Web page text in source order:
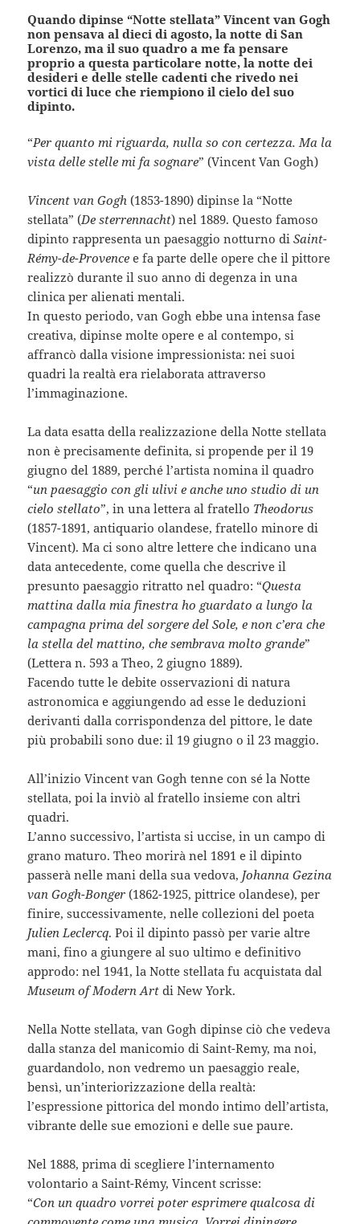
Quando dipinse “Notte stellata” Vincent van Gogh
non pensava al dieci di agosto, la notte di San
Lorenzo, ma il suo quadro a me fa pensare
proprio a questa particolare notte, la notte dei
desideri e delle stelle cadenti che rivedo nei
vortici di luce che riempiono il cielo del suo
dipinto.
“Per quanto mi riguarda, nulla so con certezza. Ma la
vista delle stelle mi fa sognare” (Vincent Van Gogh)
Vincent van Gogh (1853-1890) dipinse la “Notte
stellata” (De sterrennacht) nel 1889. Questo famoso
dipinto rappresenta un paesaggio notturno diSaint-
Rémy-de-Provence e fa parte delle opere che il pittore
realizzò durante il suo anno di degenza in una
clinica per alienati mentali.
In questo periodo, van Gogh ebbe una intensa fase
creativa, dipinse molte opere e al contempo, si
affrancò dalla visione impressionista: nei suoi
quadri la realtà era rielaborata attraverso
l’immaginazione.
La data esatta della realizzazione della Notte stellata
non è precisamente definita, si propende per il 19
giugno del 1889, perché l’artista nomina il quadro
“un paesaggio con gli ulivi e anche uno studio di un
cielo stellato”, in una lettera al fratello Theodorus
(1857-1891, antiquario olandese, fratello minore di
Vincent). Ma ci sono altre lettere che indicano una
data antecedente, come quella che descrive il
presunto paesaggio ritratto nel quadro: “Questa
mattina dalla mia finestra ho guardato a lungo la
campagna prima del sorgere del Sole, e non c’era che
la stella del mattino, che sembrava molto grande”
(Lettera n. 593 a Theo, 2 giugno 1889).
Facendo tutte le debite osservazioni di natura
astronomica e aggiungendo ad esse le deduzioni
derivanti dalla corrispondenza del pittore, le date
più probabili sono due: il 19 giugno o il 23 maggio.
All’inizio Vincent van Gogh tenne con sé la Notte
stellata, poi la inviò al fratello insieme con altri
quadri.
L’anno successivo, l’artista si uccise, in un campo di
grano maturo. Theo morirà nel 1891 e il dipinto
passerà nelle mani della sua vedova, Johanna Gezina
van Gogh-Bonger (1862-1925, pittrice olandese), per
finire, successivamente, nelle collezioni del poeta
Julien Leclercq. Poi il dipinto passò per varie altre
mani, fino a giungere al suo ultimo e definitivo
approdo: nel 1941, la Notte stellata fu acquistata dal
Museum of Modern Art di New York.
Nella Notte stellata, van Gogh dipinse ciò che vedeva
dalla stanza del manicomio di Saint-Remy, ma noi,
guardandolo, non vedremo un paesaggio reale,
bensì, un’interiorizzazione della realtà:
l’espressione pittorica del mondo intimo dell’artista,
vibrante delle sue emozioni e delle sue paure.
Nel 1888, prima di scegliere l’internamento
volontario a Saint-Rémy, Vincent scrisse:
“Con un quadro vorrei poter esprimere qualcosa di